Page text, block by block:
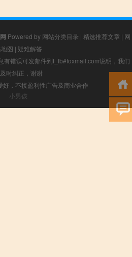
Powered by 网站分类目录 | 精选推荐文章 | 网
图 | 疑难解答
有错误可发邮件到f_fb#foxmail.com说明，我们
时纠正，谢谢
好，不接盈利性广告及商业合作
小男孩